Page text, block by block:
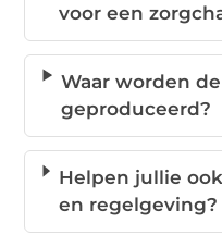
voor een
Waar worden
geproduceerd?
Helpen jullie
en regelgeving?